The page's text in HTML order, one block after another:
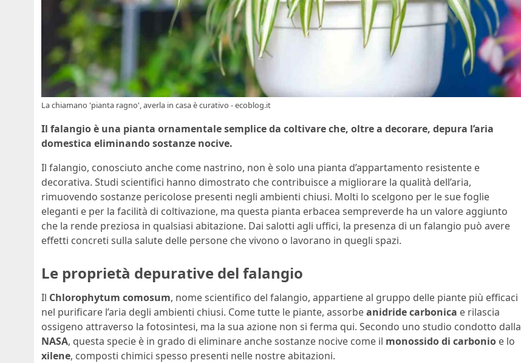
La chiamano 'pianta ragno', averla in casa è curativo - ecoblog.it
Il falangio è una pianta ornamentale semplice da coltivare che, oltre a decorare, depura l’aria
domestica eliminando sostanze nocive.
Il falangio, conosciuto anche come nastrino, non è solo una pianta d’appartamento resistente e
decorativa. Studi scientifici hanno dimostrato che contribuisce a migliorare la qualità dell’aria,
rimuovendo sostanze pericolose presenti negli ambienti chiusi. Molti lo scelgono per le sue foglie
eleganti e per la facilità di coltivazione, ma questa pianta erbacea sempreverde ha un valore aggiunto
che la rende preziosa in qualsiasi abitazione. Dai salotti agli uffici, la presenza di un falangio può avere
effetti concreti sulla salute delle persone che vivono o lavorano in quegli spazi.
Le proprietà depurative del falangio
Il Chlorophytum comosum, nome scientifico del falangio, appartiene al gruppo delle piante più efficaci
nel purificare l’aria degli ambienti chiusi. Come tutte le piante, assorbeanidride carbonica e rilascia
ossigeno attraverso la fotosintesi, ma la sua azione non si ferma qui. Secondo uno studio condotto dalla
NASA, questa specie è in grado di eliminare anche sostanze nocive come il monossido di carbonio e lo
xilene, composti chimici spesso presenti nelle nostre abitazioni.